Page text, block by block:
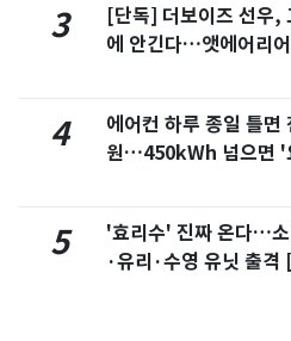
3
[단독] 더보이즈 선우,
에 안긴다…앳에어리
4
에어컨 하루 종일 틀면
원…450kWh 넘으면 '
5
'효리수' 진짜 온다…소
·유리·수영 유닛 출격